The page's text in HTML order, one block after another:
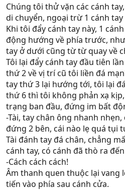
Chúng tôi thử vặn các cánh
di chuyển, ngoại trừ 1 cánh
Khi tôi đẩy cánh tay này, 1
động hướng về phía trước,
tay ở dưới cũng từ từ quay về
Tôi lại đẩy cánh tay đầu tiên
thứ 2 về vị trí cũ tôi liền đá
tay thứ 3 lại hướng tới, tôi lại
thứ 6 thì tôi không phản xạ
trạng ban đầu, đứng im bất
-Tài, tay chân ông nhanh
đứng 2 bên, cái nào lẹ quá tụi
Tài đánh tay đá chân, chẳng
cánh tay, có cánh đã thò ra
-Cách cách cách!
Âm thanh quen thuộc lại vang
tiến vào phía sau cánh cửa.